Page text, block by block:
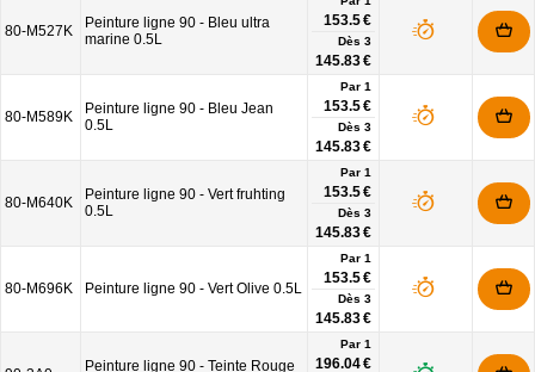
80-M527K
Peinture ligne 90 - Bleu ultra
marine 0.5L
153.5 €
Dès 3
145.83 €
80-M589K
Peinture ligne 90 - Bleu Jean
0.5L
Par 1
153.5 €
Dès 3
145.83 €
80-M640K
Peinture ligne 90 - Vert fruhting
0.5L
Par 1
153.5 €
Dès 3
145.83 €
80-M696K Peinture ligne 90 - Vert Olive 0.5L
Par 1
153.5 €
Dès 3
145.83 €
Peinture ligne 90 - Teinte Rouge
Par 1
196.04 €